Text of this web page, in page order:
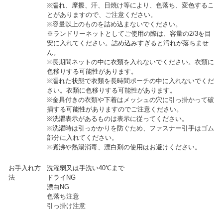
※濡れ、摩擦、汗、日焼け等により、色落ち、変色するこ
とがありますので、ご注意ください。
※容量以上のものを詰め込まないでください。
※ランドリーネットとしてご使用の際は、容量の2/3を目
安に入れてください。詰め込みすぎると汚れが落ちませ
ん。
※長期間ネットの中に衣類を入れないでください。衣類に
色移りする可能性があります。
※濡れた状態で衣類を長時間ポーチの中に入れないでくだ
さい。衣類に色移りする可能性があります。
※金具付きの衣類や下着はメッシュの穴に引っ掛かって破
損する可能性がありますのでご注意ください。
※洗濯表示があるものは表示に従ってください。
※洗濯時は引っかかりを防ぐため、ファスナー引手はゴム
部分に入れてください。
※煮沸や熱湯消毒、漂白剤の使用はお避けください。
お手入れ方
法
洗濯弱又は手洗い40℃まで
ドライNG
漂白NG
色落ち注意
引っ掛け注意